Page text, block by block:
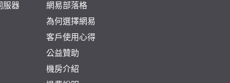
服器
網易部落格
為何選擇網易
客戶使用心得
公益贊助
機房介紹